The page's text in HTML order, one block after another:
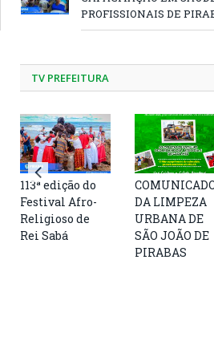
PROFISSIONAIS DE
TV PREFEITURA
113ª edição do
Festival Afro-
Religioso de
Rei Sabá
DA LIMPEZA
URBANA DE
SÃO JOÃO DE
PIRABAS